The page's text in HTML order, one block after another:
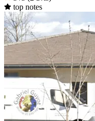
top notes